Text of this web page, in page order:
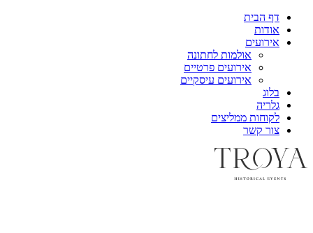
דף הבית
אודות
אירועים
אולמות לחתונה
אירועים פרטיים
אירועים עיסקיים
בלוג
גלריה
לקוחות ממליצים
צור קשר